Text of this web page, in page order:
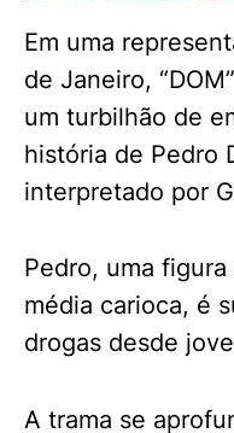
Em uma
de Janeiro,
um turbilhão de
história de Pedro
interpretado por
Pedro, uma
média carioca, é
drogas desde
A trama se